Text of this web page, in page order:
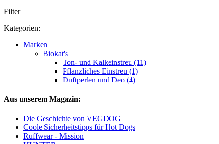
Filter
Kategorien:
Marken
Biokat's
Ton- und Kalkeinstreu (11)
Pflanzliches Einstreu (1)
Duftperlen und Deo (4)
Aus unserem Magazin:
Die Geschichte von VEGDOG
Coole Sicherheitstipps für Hot Dogs
Ruffwear - Mission